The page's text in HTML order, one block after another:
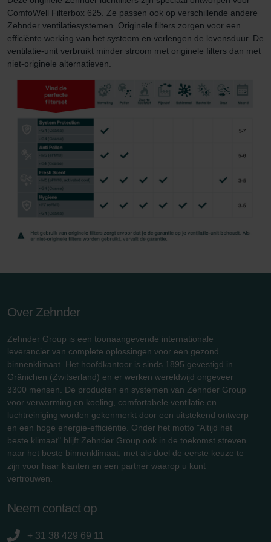
Zehnder Polska Sp. z o.o.: Oświadczenie o ochronie
danych Zehnder
Zehnder Group UK Limited: Privacy Policy
ComfoWell Filterbox 625. Ze passen ook op verschillende andere
Zehnder ventilatiesystemen. Originele filters zorgen voor een
efficiënte werking van het systeem en verlengen de levensduur. De
ventilatie-unit verbruikt minder stroom met originele filters dan met
niet-originele alternatieven.
Over Zehnder
Zehnder Group is een toonaangevende internationale
leverancier van complete oplossingen voor een gezond
binnenklimaat. Het hoofdkantoor is sinds 1895 gevestigd in
Gränichen (Zwitserland) en er werken wereldwijd ongeveer
3300 mensen. De producten en systemen van Zehnder Group
voor verwarming en koeling, comfortabele ventilatie en
luchtreiniging worden gekenmerkt door een uitstekend ontwerp
en een hoge energie-efficiëntie. Onder het motto "Altijd het
beste klimaat" blijft Zehnder Group ook in de toekomst streven
naar het beste binnenklimaat, met als doel de eerste keuze te
zijn voor haar klanten en een partner waarop u kunt
vertrouwen.
Neem contact op
+ 31 38 429 69 11